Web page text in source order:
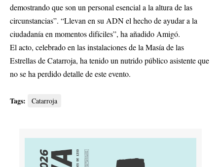
demostrando que son un personal esencial a la altura de las
circunstancias”. “Llevan en su ADN el hecho de ayudar a la
ciudadanía en momentos difíciles”, ha añadido Amigó.
El acto, celebrado en las instalaciones de la Masía de las
Estrellas de Catarroja, ha tenido un nutrido público asistente que
no se ha perdido detalle de este evento.
Tags: Catarroja